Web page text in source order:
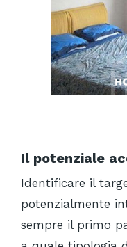
Il potenziale
Identificare il
potenzialmente
sempre il primo